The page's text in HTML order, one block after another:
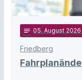
notes 05. August 2026
Friedberg